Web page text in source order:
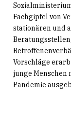
Fachgipfel von
stationären und
Vorschläge
junge Menschen
Pandemie